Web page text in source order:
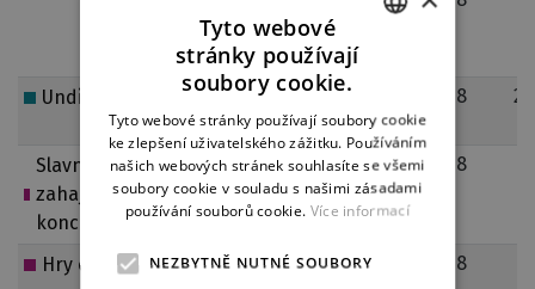
/ František
Škroup
Undina
Jean
Giraudoux
Velké
divadlo
8. 9. 1968
Slavnostní
zahajovací
koncert
Bedřich
Smetana
Velké
divadlo
8. 9. 1968
Hry o Marii
Bohuslav
Velké
4. 7. 1968
GERMAN
Tyto webové
stránky používají
soubory cookie.
Tyto webové stránky používají soubory cookie
ke zlepšení uživatelského zážitku. Používáním
našich webových stránek souhlasíte se všemi
soubory cookie v souladu s našimi zásadami
používání souborů cookie. Více informací
NEZBYTNĚ NUTNÉ SOUBORY